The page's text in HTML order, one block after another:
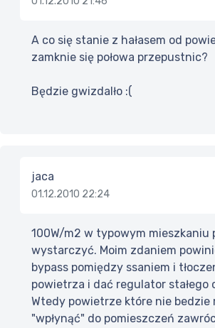
A co się stanie z hałasem od
zamknie się połowa przepustnic?
Będzie gwizdalło :(
jaca
01.12.2010 22:24
100W/m2 w typowym mieszkaniu
wystarczyć. Moim zdaniem
bypass pomiędzy ssaniem i
powietrza i dać regulator stałego
Wtedy powietrze które nie bedzie
"wpłynąć" do pomieszczeń